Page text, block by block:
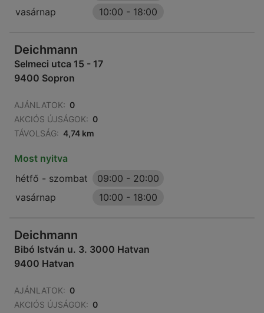
vasárnap
10:00 - 18:00
Deichmann
Selmeci utca 15 - 17
9400 Sopron
AJÁNLATOK: 0
AKCIÓS ÚJSÁGOK: 0
TÁVOLSÁG: 4,74 km
Most nyitva
hétfő - szombat
09:00 - 20:00
vasárnap
10:00 - 18:00
Deichmann
Bibó István u. 3. 3000 Hatvan
9400 Hatvan
AJÁNLATOK: 0
AKCIÓS ÚJSÁGOK: 0